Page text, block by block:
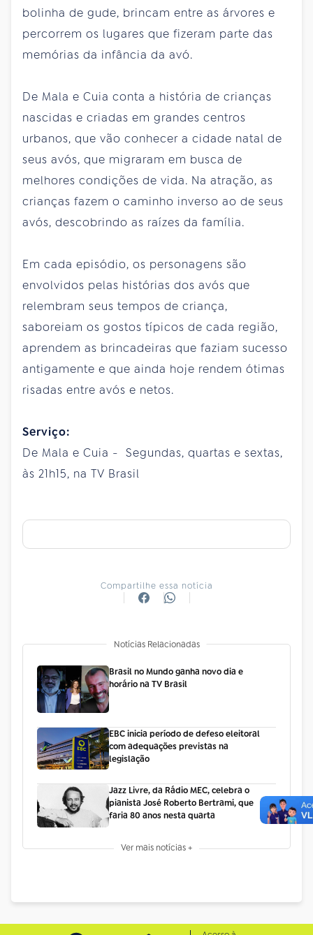
bolinha de gude, brincam entre as árvores e
percorrem os lugares que fizeram parte das
memórias da infância da avó.
De Mala e Cuia conta a história de crianças
nascidas e criadas em grandes centros
urbanos, que vão conhecer a cidade natal de
seus avós, que migraram em busca de
melhores condições de vida. Na atração, as
crianças fazem o caminho inverso ao de seus
avós, descobrindo as raízes da família.
Em cada episódio, os personagens são
envolvidos pelas histórias dos avós que
relembram seus tempos de criança,
saboreiam os gostos típicos de cada região,
aprendem as brincadeiras que faziam sucesso
antigamente e que ainda hoje rendem ótimas
risadas entre avós e netos.
Serviço:
De Mala e Cuia - Segundas, quartas e sextas,
às 21h15, na TV Brasil
Compartilhe essa notícia
Notícias Relacionadas
Brasil no Mundo ganha novo dia e
horário na TV Brasil
EBC inicia período de defeso eleitoral
com adequações previstas na
legislação
Jazz Livre, da Rádio MEC, celebra o
pianista José Roberto Bertrami, que
faria 80 anos nesta quarta
Ver mais notícias +